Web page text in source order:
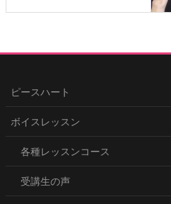
ピースハート
ボイスレッスン
各種レッスンコース
受講生の声